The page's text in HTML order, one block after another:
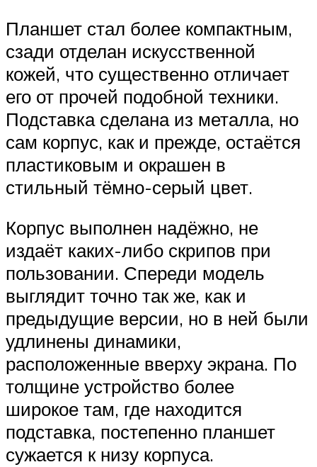
Планшет стал более компактным,
сзади отделан искусственной
кожей, что существенно отличает
его от прочей подобной техники.
Подставка сделана из металла, но
сам корпус, как и прежде, остаётся
пластиковым и окрашен в
стильный тёмно-серый цвет.
Корпус выполнен надёжно, не
издаёт каких-либо скрипов при
пользовании. Спереди модель
выглядит точно так же, как и
предыдущие версии, но в ней были
удлинены динамики,
расположенные вверху экрана. По
толщине устройство более
широкое там, где находится
подставка, постепенно планшет
сужается к низу корпуса.